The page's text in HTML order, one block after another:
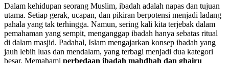
Dalam kehidupan seorang Muslim, ibadah adalah napas dan tujuan
utama. Setiap gerak, ucapan, dan pikiran berpotensi menjadi ladang
pahala yang tak terhingga. Namun, sering kali kita terjebak dalam
pemahaman yang sempit, menganggap ibadah hanya sebatas ritual
di dalam masjid. Padahal, Islam mengajarkan konsep ibadah yang
jauh lebih luas dan mendalam, yang terbagi menjadi dua kategori
besar. Memahami perbedaan ibadah mahdhah dan ghairu